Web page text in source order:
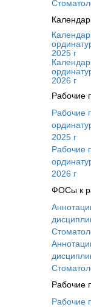
2025 г
2026 г
Рабочие
Рабочие
2025 г
Рабочие
2026 г
ФОСы к
Рабочие
Рабочие